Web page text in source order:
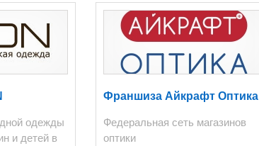
одежды
и детей в
Франшиза Айкрафт Оптика
Федеральная сеть магазинов
оптики